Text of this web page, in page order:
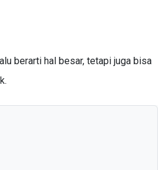
berarti hal besar, tetapi juga bisa